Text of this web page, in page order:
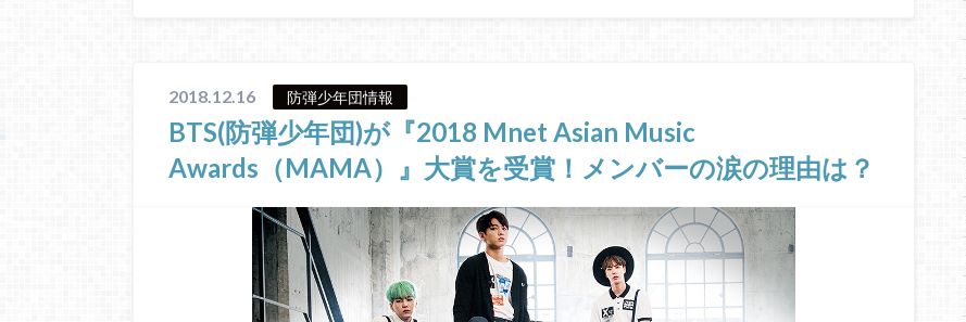
2018.12.16 防弾少年団情報
BTS(防弾少年団)が『2018 Mnet Asian Music
Awards（MAMA）』大賞を受賞！メンバーの涙の理由は？